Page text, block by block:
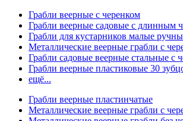
Грабли веерные с черенком
Грабли веерные садовые с длинным
Грабли для кустарников малые
Металлические веерные грабли с
Грабли садовые веерные стальные с
Грабли веерные пластиковые 30
ещё...
Грабли веерные пластинчатые
Металлические веерные грабли с